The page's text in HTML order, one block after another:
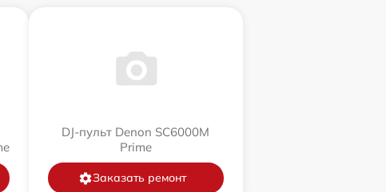
DJ-пульт Denon SC6000M
Prime
Заказать ремонт